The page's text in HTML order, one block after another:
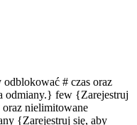
# czas oraz
odmiany.} few {Zarejestruj
nielimitowane
{Zarejestruj się, aby